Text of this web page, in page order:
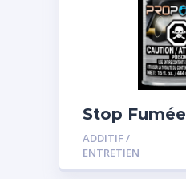
Stop Fumée
ADDITIF /
ENTRETIEN